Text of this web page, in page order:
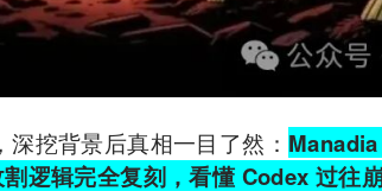
深挖背景后真相一目了然：
逻辑完全复刻，看懂 Codex 过往